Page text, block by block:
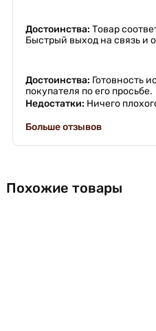
Достоинства: Товар
Быстрый выход на связь и
Достоинства: Готовность
покупателя по его просьбе.
Недостатки: Ничего
Больше отзывов
Похожие товары